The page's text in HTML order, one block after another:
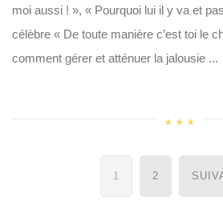
moi aussi ! », « Pourquoi lui il y va et
célèbre « De toute manière c’est toi le
comment gérer et atténuer la jalousie ...
Navigation
des
1 2